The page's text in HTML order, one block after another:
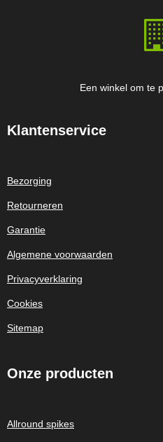
Een winkel om te
Klantenservice
Bezorging
Retourneren
Garantie
Algemene voorwaarden
Privacyverklaring
Cookies
Sitemap
Onze producten
Allround spikes